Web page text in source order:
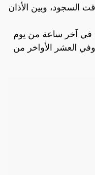
السجود، وبين الأذان
في آخر ساعة من يوم
العشر الأواخر من